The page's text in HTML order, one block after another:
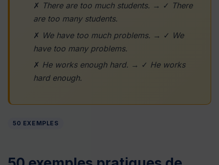
✗ There are too much students. → ✓ There
are too many students.
✗ We have too much problems. → ✓ We
have too many problems.
✗ He works enough hard. → ✓ He works
hard enough.
50 EXEMPLES